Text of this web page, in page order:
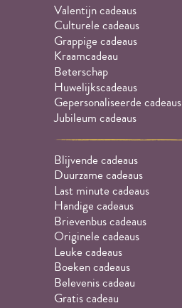
Valentijn cadeaus
Culturele cadeaus
Grappige cadeaus
Kraamcadeau
Beterschap
Huwelijkscadeaus
Gepersonaliseerde cadeaus
Jubileum cadeaus
Blijvende cadeaus
Duurzame cadeaus
Last minute cadeaus
Handige cadeaus
Brievenbus cadeaus
Originele cadeaus
Leuke cadeaus
Boeken cadeaus
Belevenis cadeau
Gratis cadeau